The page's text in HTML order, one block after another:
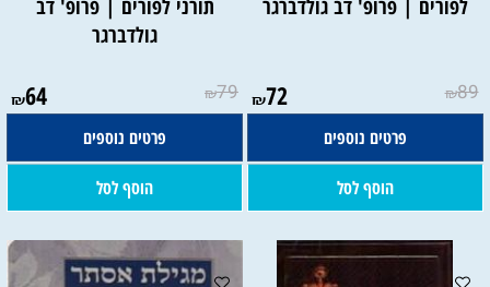
לפורים | פרופ' דב גולדברגר
₪89
₪72
פרטים נוספים
הוסף לסל
תורני לפורים | פרופ' דב
גולדברגר
₪79
₪64
פרטים נוספים
הוסף לסל